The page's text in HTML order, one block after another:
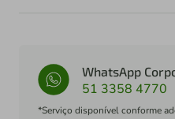
WhatsApp
51 3358 4770
*Serviço disponível conforme